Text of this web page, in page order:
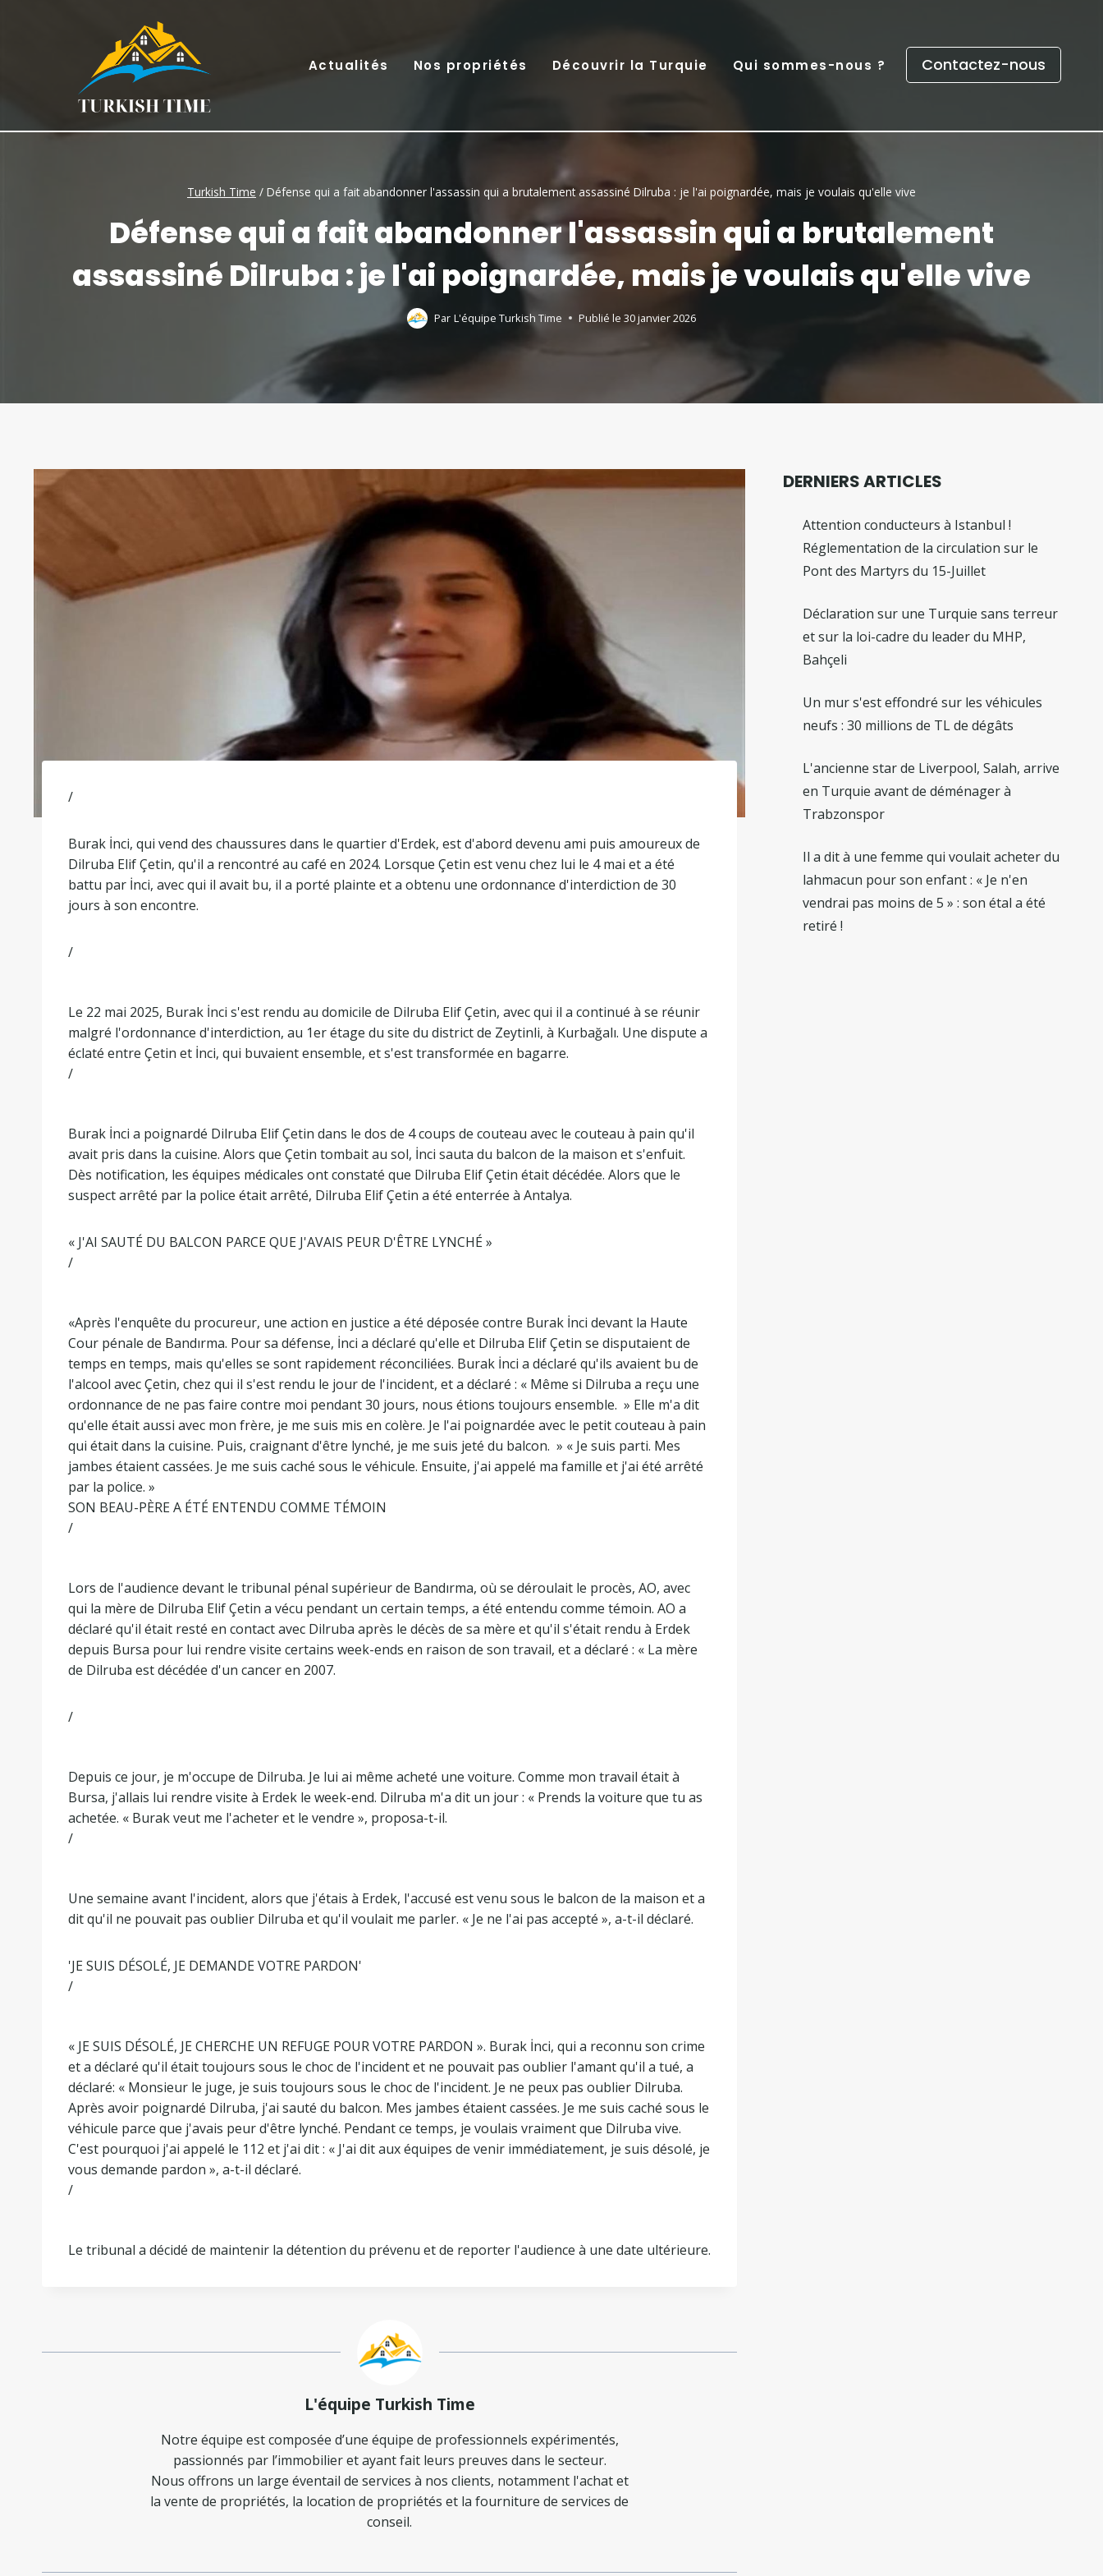
Actualités Nos propriétés Découvrir la Turquie Qui sommes-nous ? Contactez-nous
Turkish Time / Défense qui a fait abandonner l'assassin qui a brutalement assassiné Dilruba : je l'ai poignardée, mais je voulais qu'elle vive
Défense qui a fait abandonner l'assassin qui a brutalement
assassiné Dilruba : je l'ai poignardée, mais je voulais qu'elle vive
Par L'équipe Turkish Time Publié le 30 janvier 2026
/
Burak İnci, qui vend des chaussures dans le quartier d'Erdek, est d'abord devenu ami puis amoureux de
Dilruba Elif Çetin, qu'il a rencontré au café en 2024. Lorsque Çetin est venu chez lui le 4 mai et a été
battu par İnci, avec qui il avait bu, il a porté plainte et a obtenu une ordonnance d'interdiction de 30
jours à son encontre.
/
Le 22 mai 2025, Burak İnci s'est rendu au domicile de Dilruba Elif Çetin, avec qui il a continué à se réunir
malgré l'ordonnance d'interdiction, au 1er étage du site du district de Zeytinli, à Kurbağalı. Une dispute a
éclaté entre Çetin et İnci, qui buvaient ensemble, et s'est transformée en bagarre.
/
Burak İnci a poignardé Dilruba Elif Çetin dans le dos de 4 coups de couteau avec le couteau à pain qu'il
avait pris dans la cuisine. Alors que Çetin tombait au sol, İnci sauta du balcon de la maison et s'enfuit.
Dès notification, les équipes médicales ont constaté que Dilruba Elif Çetin était décédée. Alors que le
suspect arrêté par la police était arrêté, Dilruba Elif Çetin a été enterrée à Antalya.
« J'AI SAUTÉ DU BALCON PARCE QUE J'AVAIS PEUR D'ÊTRE LYNCHÉ »
/
«Après l'enquête du procureur, une action en justice a été déposée contre Burak İnci devant la Haute
Cour pénale de Bandırma. Pour sa défense, İnci a déclaré qu'elle et Dilruba Elif Çetin se disputaient de
temps en temps, mais qu'elles se sont rapidement réconciliées. Burak İnci a déclaré qu'ils avaient bu de
l'alcool avec Çetin, chez qui il s'est rendu le jour de l'incident, et a déclaré : « Même si Dilruba a reçu une
ordonnance de ne pas faire contre moi pendant 30 jours, nous étions toujours ensemble. » Elle m'a dit
qu'elle était aussi avec mon frère, je me suis mis en colère. Je l'ai poignardée avec le petit couteau à pain
qui était dans la cuisine. Puis, craignant d'être lynché, je me suis jeté du balcon. » « Je suis parti. Mes
jambes étaient cassées. Je me suis caché sous le véhicule. Ensuite, j'ai appelé ma famille et j'ai été arrêté
par la police. »
SON BEAU-PÈRE A ÉTÉ ENTENDU COMME TÉMOIN
/
Lors de l'audience devant le tribunal pénal supérieur de Bandırma, où se déroulait le procès, AO, avec
qui la mère de Dilruba Elif Çetin a vécu pendant un certain temps, a été entendu comme témoin. AO a
déclaré qu'il était resté en contact avec Dilruba après le décès de sa mère et qu'il s'était rendu à Erdek
depuis Bursa pour lui rendre visite certains week-ends en raison de son travail, et a déclaré : « La mère
de Dilruba est décédée d'un cancer en 2007.
/
Depuis ce jour, je m'occupe de Dilruba. Je lui ai même acheté une voiture. Comme mon travail était à
Bursa, j'allais lui rendre visite à Erdek le week-end. Dilruba m'a dit un jour : « Prends la voiture que tu as
achetée. « Burak veut me l'acheter et le vendre », proposa-t-il.
/
Une semaine avant l'incident, alors que j'étais à Erdek, l'accusé est venu sous le balcon de la maison et a
dit qu'il ne pouvait pas oublier Dilruba et qu'il voulait me parler. « Je ne l'ai pas accepté », a-t-il déclaré.
'JE SUIS DÉSOLÉ, JE DEMANDE VOTRE PARDON'
/
« JE SUIS DÉSOLÉ, JE CHERCHE UN REFUGE POUR VOTRE PARDON ». Burak İnci, qui a reconnu son crime
et a déclaré qu'il était toujours sous le choc de l'incident et ne pouvait pas oublier l'amant qu'il a tué, a
déclaré: « Monsieur le juge, je suis toujours sous le choc de l'incident. Je ne peux pas oublier Dilruba.
Après avoir poignardé Dilruba, j'ai sauté du balcon. Mes jambes étaient cassées. Je me suis caché sous le
véhicule parce que j'avais peur d'être lynché. Pendant ce temps, je voulais vraiment que Dilruba vive.
C'est pourquoi j'ai appelé le 112 et j'ai dit : « J'ai dit aux équipes de venir immédiatement, je suis désolé, je
vous demande pardon », a-t-il déclaré.
/
Le tribunal a décidé de maintenir la détention du prévenu et de reporter l'audience à une date ultérieure.
L'équipe Turkish Time
Notre équipe est composée d’une équipe de professionnels expérimentés,
passionnés par l’immobilier et ayant fait leurs preuves dans le secteur.
Nous offrons un large éventail de services à nos clients, notamment l'achat et
la vente de propriétés, la location de propriétés et la fourniture de services de
conseil.
DERNIERS ARTICLES
Attention conducteurs à Istanbul !
Réglementation de la circulation sur le
Pont des Martyrs du 15-Juillet
Déclaration sur une Turquie sans terreur
et sur la loi-cadre du leader du MHP,
Bahçeli
Un mur s'est effondré sur les véhicules
neufs : 30 millions de TL de dégâts
L'ancienne star de Liverpool, Salah, arrive
en Turquie avant de déménager à
Trabzonspor
Il a dit à une femme qui voulait acheter du
lahmacun pour son enfant : « Je n'en
vendrai pas moins de 5 » : son étal a été
retiré !